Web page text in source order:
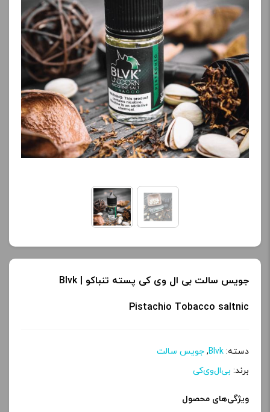
جویس سالت بی ال وی کی پسته تنباکو | Blvk
Pistachio Tobacco saltnic
دسته: Blvk
, جویس سالت
برند: بی‌ال‌وی‌کی
ویژگی‌های محصول